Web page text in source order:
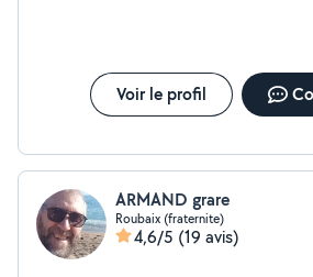
Voir le profil
ARMAND grare
Roubaix (fraternite)
4,6/5 (19 avis)